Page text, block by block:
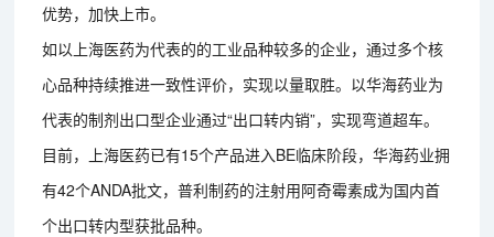
优势，加快上市。
如以上海医药为代表的的工业品种较多的企业，通过多个核
心品种持续推进一致性评价，实现以量取胜。以华海药业为
代表的制剂出口型企业通过“出口转内销”，实现弯道超车。
目前，上海医药已有15个产品进入BE临床阶段，华海药业拥
有42个ANDA批文，普利制药的注射用阿奇霉素成为国内首
个出口转内型获批品种。